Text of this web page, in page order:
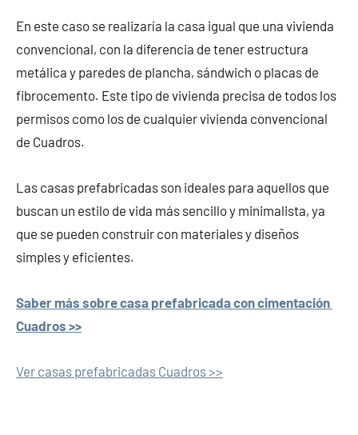
En este caso se realizaría la casa igual que una vivienda
convencional, con la diferencia de tener estructura
metálica y paredes de plancha, sándwich o placas de
fibrocemento. Este tipo de vivienda precisa de todos los
permisos como los de cualquier vivienda convencional
de Cuadros.
Las casas prefabricadas son ideales para aquellos que
buscan un estilo de vida más sencillo y minimalista, ya
que se pueden construir con materiales y diseños
simples y eficientes.
Saber más sobre casa prefabricada con cimentación
Cuadros >>
Ver casas prefabricadas Cuadros >>